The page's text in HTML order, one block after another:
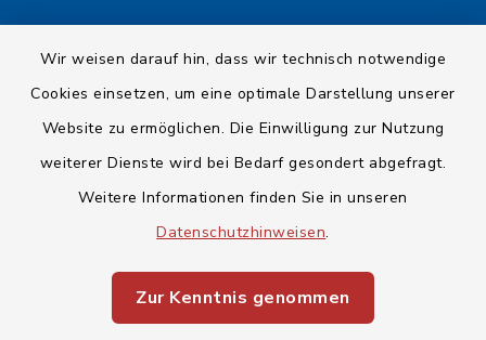
Wir weisen darauf hin, dass wir technisch notwendige
Cookies einsetzen, um eine optimale Darstellung unserer
Website zu ermöglichen. Die Einwilligung zur Nutzung
weiterer Dienste wird bei Bedarf gesondert abgefragt.
Weitere Informationen finden Sie in unseren
Datenschutzhinweisen.
Zur Kenntnis genommen
Datenschutz
Impressum
Sitemap
Cookie-Einstellungen